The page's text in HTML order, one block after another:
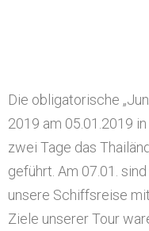
Die obligatorische
2019 am 05.01.2019
zwei Tage das
geführt. Am 07.01.
unsere Schiffsreise
Ziele unserer Tour